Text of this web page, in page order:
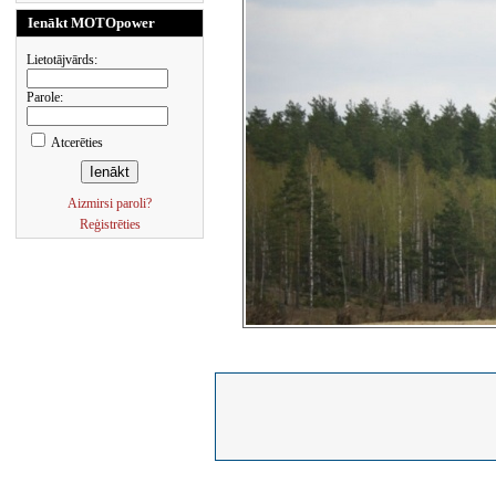
Ienākt MOTOpower
Lietotājvārds:
Parole:
Atcerēties
Aizmirsi paroli?
Reģistrēties